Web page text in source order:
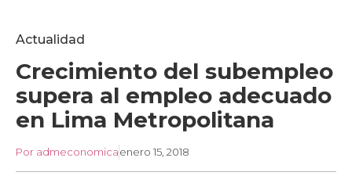
Actualidad
Crecimiento del subempleo
supera al empleo adecuado
en Lima Metropolitana
Por admeconomicaenero 15, 2018